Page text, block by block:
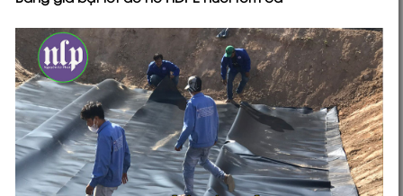
Báo Giá Bạt Lót Ao Hồ Chứa Nước 0.5mm Tại Phú Giáo